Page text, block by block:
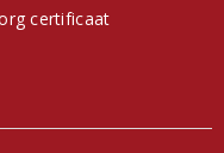
certificaat